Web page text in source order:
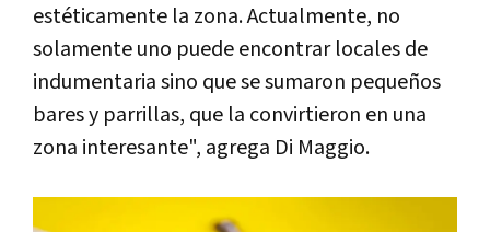
estéticamente la zona. Actualmente, no
solamente uno puede encontrar locales de
indumentaria sino que se sumaron pequeños
bares y parrillas, que la convirtieron en una
zona interesante", agrega Di Maggio.